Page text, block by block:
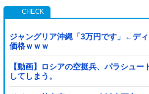
ジャングリア沖縄「3万円です」←デ
価格ｗｗｗ
【動画】ロシアの空挺兵、パラシュー
してしまう。